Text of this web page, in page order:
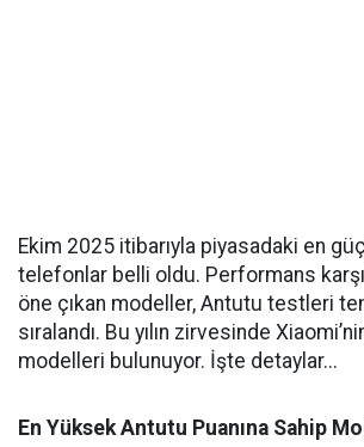
Ekim 2025 itibarıyla piyasadaki en
telefonlar belli oldu. Performans
öne çıkan modeller, Antutu testleri
sıralandı. Bu yılın zirvesinde
modelleri bulunuyor. İşte detaylar...
En Yüksek Antutu Puanına Sahip